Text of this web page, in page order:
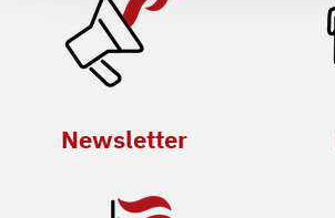
Newsletter